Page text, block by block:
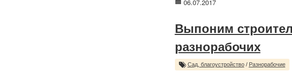
06.07.2017
Выпоним
разнорабочих
Сад, благоустройство/ Разнорабочие